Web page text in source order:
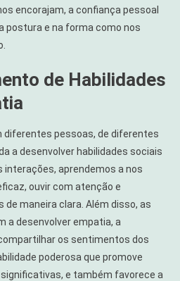
encorajam, a confiança pessoal
postura e na forma como nos
de Habilidades
pessoas, de diferentes
a desenvolver habilidades sociais
aprendemos a nos
ouvir com atenção e
maneira clara. Além disso, as
a desenvolver empatia, a
os sentimentos dos
poderosa que promove
e também favorece a